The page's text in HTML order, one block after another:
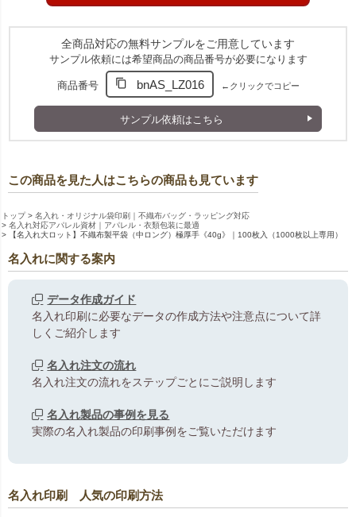
全商品対応の無料サンプルをご用意しています
サンプル依頼には希望商品の商品番号が必要になります
商品番号 bnAS_LZ016 ←クリックでコピー
サンプル依頼はこちら
この商品を見た人はこちらの商品も見ています
トップ
名入れ・オリジナル袋印刷｜不織布バッグ・ラッピング対応
名入れ対応アパレル資材｜アパレル・衣類包装に最適
【名入れ大ロット】不織布製平袋（中ロング）極厚手《40g》｜100枚入（1000枚以上専用）
名入れに関する案内
データ作成ガイド
名入れ印刷に必要なデータの作成方法や注意点について詳
しくご紹介します
名入れ注文の流れ
名入れ注文の流れをステップごとにご説明します
名入れ製品の事例を見る
実際の名入れ製品の印刷事例をご覧いただけます
名入れ印刷 人気の印刷方法